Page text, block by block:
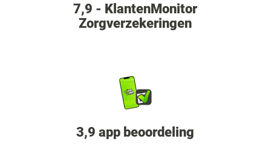
7,9 - KlantenMonitor
Zorgverzekeringen
3,9 app beoordeling